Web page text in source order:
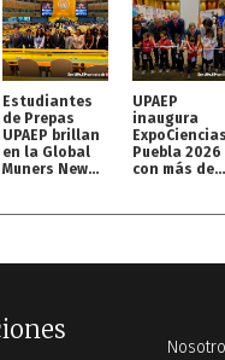
Estudiantes
de Prepas
UPAEP brillan
en la Global
Muners New
UPAEP
inaugura
ExpoCiencias
Puebla 2026
con más de